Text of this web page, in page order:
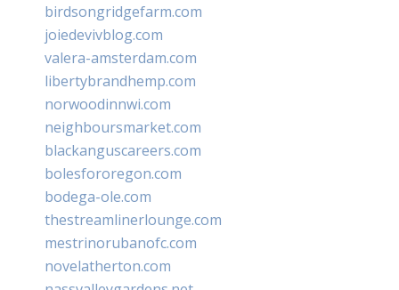
birdsongridgefarm.com
joiedevivblog.com
valera-amsterdam.com
libertybrandhemp.com
norwoodinnwi.com
neighboursmarket.com
blackanguscareers.com
bolesfororegon.com
bodega-ole.com
thestreamlinerlounge.com
mestrinorubanofc.com
novelatherton.com